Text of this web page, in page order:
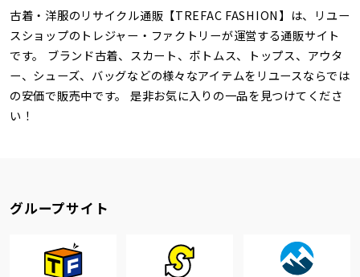
古着・洋服のリサイクル通販【TREFAC FASHION】は、リユー
スショップのトレジャー・ファクトリーが運営する通販サイト
です。 ブランド古着、スカート、ボトムス、トップス、アウタ
ー、シューズ、バッグなどの様々なアイテムをリユースならでは
の安価で販売中です。 是非お気に入りの一品を見つけてくださ
い！
グループサイト